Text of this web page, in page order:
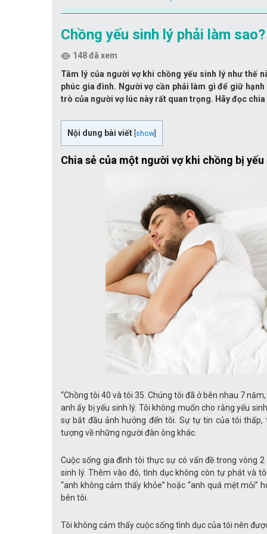
Chồng yếu sinh lý phải làm sao?
148 đã xem
Tâm lý của người vợ khi chồng yếu sinh lý như thế
phúc gia đình. Người vợ cần phải làm gì để giữ
trò của người vợ lúc này rất quan trọng. Hãy đọc chia
Nội dung bài viết show
Chia sẻ của một người vợ khi chồng bị yếu
“Chồng tôi 40 và tôi 35. Chúng tôi đã ở bên nhau 7
anh ấy bị yếu sinh lý. Tôi không muốn cho rằng yếu
sự bắt đầu ảnh hưởng đến tôi. Sự tự tin của tôi
tượng về những người đàn ông khác.
Cuộc sống gia đình tôi thực sự có vấn đề trong vòng
sinh lý. Thêm vào đó, tình dục không còn tự phát và
“anh không cảm thấy khỏe” hoặc “anh quá mệt
bên tôi.
Tôi không cảm thấy cuộc sống tình dục của tôi nên